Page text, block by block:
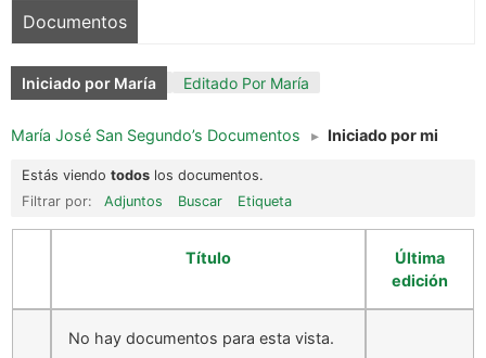
Documentos
Iniciado por María Editado Por María
María José San Segundo’s Documentos ▸ Iniciado por mi
Estás viendo todos los documentos.
Filtrar por:
Adjuntos Buscar Etiqueta
Título
Última
edición
No hay documentos para esta vista.